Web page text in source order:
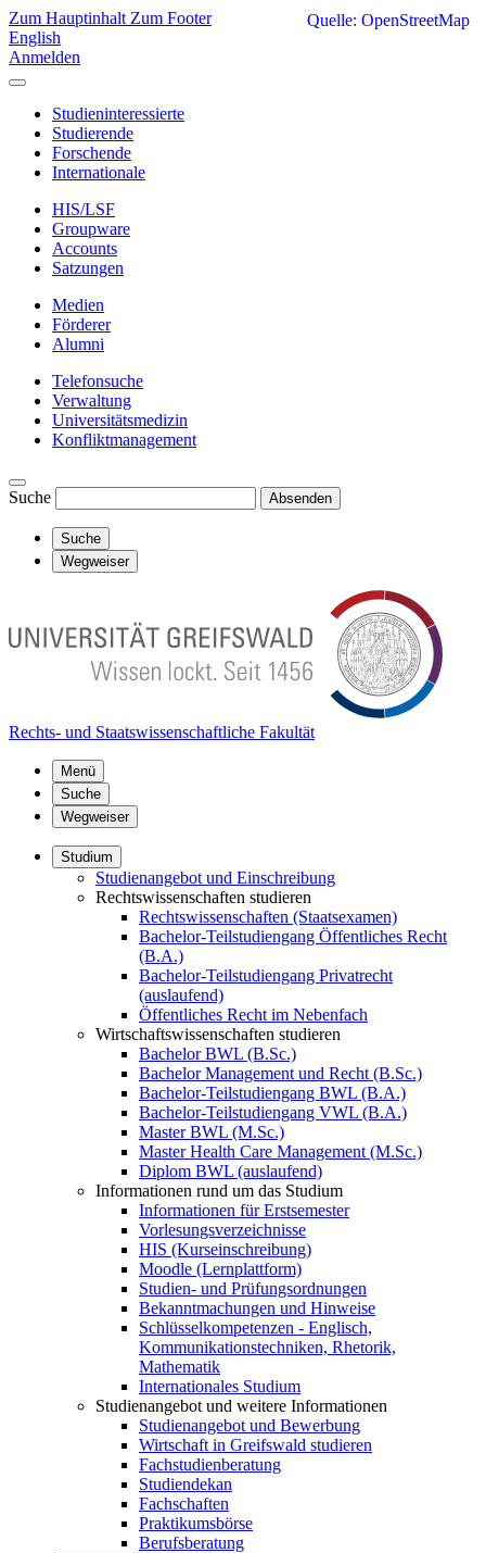
Zum Hauptinhalt Zum Footer
English
Anmelden
Studieninteressierte
Studierende
Forschende
Internationale
HIS/LSF
Groupware
Accounts
Satzungen
Medien
Förderer
Alumni
Telefonsuche
Verwaltung
Universitätsmedizin
Konfliktmanagement
Suche Absenden
Suche
Wegweiser
Rechts- und Staatswissenschaftliche Fakultät
Menü
Suche
Wegweiser
Studium
Studienangebot und Einschreibung
Rechtswissenschaften studieren
Rechtswissenschaften (Staatsexamen)
Bachelor-Teilstudiengang Öffentliches Recht
(B.A.)
Bachelor-Teilstudiengang Privatrecht
(auslaufend)
Öffentliches Recht im Nebenfach
Wirtschaftswissenschaften studieren
Bachelor BWL (B.Sc.)
Bachelor Management und Recht (B.Sc.)
Bachelor-Teilstudiengang BWL (B.A.)
Bachelor-Teilstudiengang VWL (B.A.)
Master BWL (M.Sc.)
Master Health Care Management (M.Sc.)
Diplom BWL (auslaufend)
Informationen rund um das Studium
Informationen für Erstsemester
Vorlesungsverzeichnisse
HIS (Kurseinschreibung)
Moodle (Lernplattform)
Studien- und Prüfungsordnungen
Bekanntmachungen und Hinweise
Schlüsselkompetenzen - Englisch,
Kommunikationstechniken, Rhetorik,
Mathematik
Internationales Studium
Studienangebot und weitere Informationen
Studienangebot und Bewerbung
Wirtschaft in Greifswald studieren
Fachstudienberatung
Studiendekan
Fachschaften
Praktikumsbörse
Berufsberatung
Quelle: OpenStreetMap